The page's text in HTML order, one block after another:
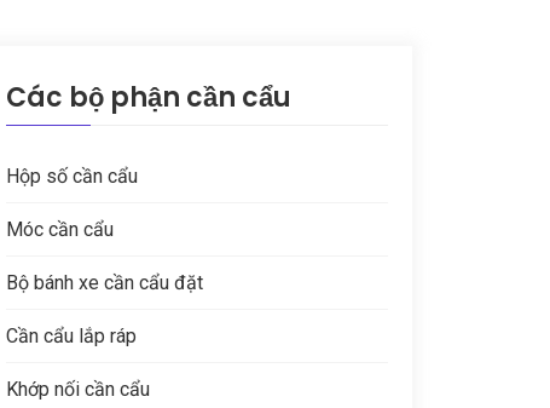
Các bộ phận cần cẩu
Hộp số cần cẩu
Móc cần cẩu
Bộ bánh xe cần cẩu đặt
Cần cẩu lắp ráp
Khớp nối cần cẩu